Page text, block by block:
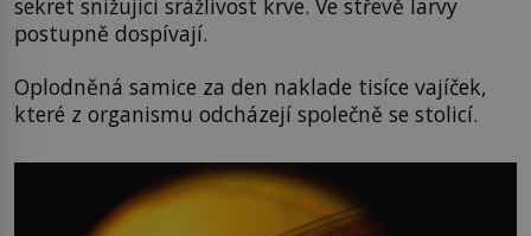
postupně dospívají.
Oplodněná samice za den naklade tisíce vajíček,
které z organismu odcházejí společně se stolicí.